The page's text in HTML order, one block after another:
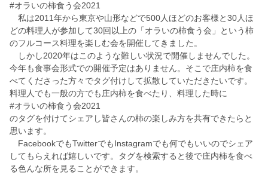
#オラいの柿食う会2021
私は2011年から東京や山形などで500人ほどのお客様と30人ほ
どの料理人が参加して30回以上の「オラいの柿食う会」という柿
のフルコース料理を楽しむ会を開催してきました。
しかし2020年はこのような難しい状況で開催しませんでした。
今年も食事会形式での開催予定はありません。そこで庄内柿を食
べてくださった方々でタグ付けして拡散していただきたいです。
料理人でも一般の方でも庄内柿を食べたり、料理した時に
#オラいの柿食う会2021
のタグを付けてシェアし皆さんの柿の楽しみ方を共有できたらと
思います。
FacebookでもTwitterでもInstagramでも何でもいいのでシェア
してもらえれば嬉しいです。タグを検索すると後で庄内柿を食べ
る色んな所を見ることができます。